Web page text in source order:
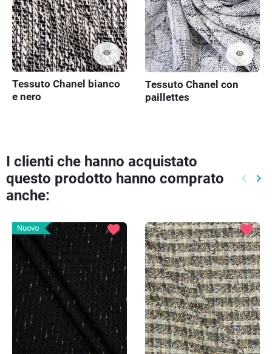
visibility
Tessuto Chanel bianco
e nero
visibility
Tessuto Chanel con
paillettes
I clienti che hanno acquistato
questo prodotto hanno comprato
anche:
keyboard_arrow_left keyboard_arrow_right
Nuovo favorite favorite